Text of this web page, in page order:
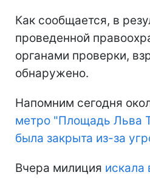
Как сообщается, в
проведенной
органами проверки,
обнаружено.
Напомним сегодня
метро "Площадь Льва
была закрыта из-за
Вчера милиция искала